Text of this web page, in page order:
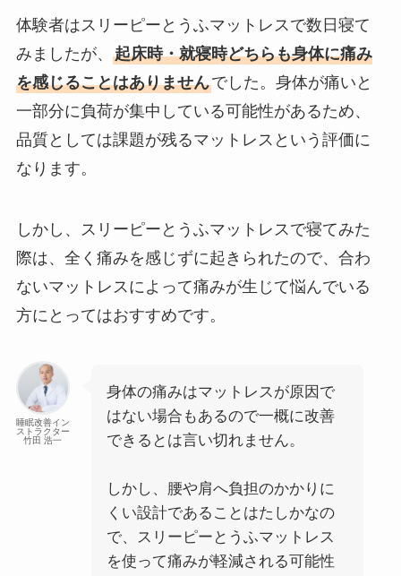
体験者はスリーピーとうふマットレスで数日寝て
みましたが、 起床時・就寝時どちらも身体に痛み
を感じることはありませんでした。身体が痛いと
一部分に負荷が集中している可能性があるため、
品質としては課題が残るマットレスという評価に
なります。
しかし、スリーピーとうふマットレスで寝てみた
際は、全く痛みを感じずに起きられたので、合わ
ないマットレスによって痛みが生じて悩んでいる
方にとってはおすすめです。
睡眠改善イン
ストラクター
竹田 浩一
身体の痛みはマットレスが原因で
はない場合もあるので一概に改善
できるとは言い切れません。
しかし、腰や肩へ負担のかかりに
くい設計であることはたしかなの
で、スリーピーとうふマットレス
を使って痛みが軽減される可能性